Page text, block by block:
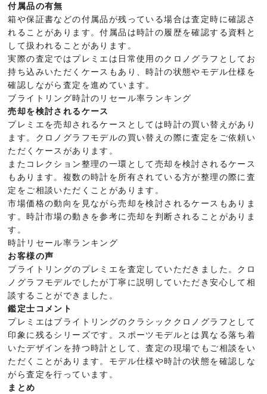
付属品の有無
箱や保証書などの付属品が残っている場合は査定時に確認さ
れることがあります。付属品は時計の履歴を確認する資料と
して扱われることがあります。
実際の査定ではプレミエは日常使用のクロノグラフとしてお
持ち込みいただくケースもあり、時計の状態やモデル仕様を
確認しながら査定を進めています。
ブライトリング時計のリセール率ランキング
売却を検討されるケース
プレミエを売却されるケースとしては時計の買い替えがあり
ます。クロノグラフモデルの買い替えの際に査定をご依頼い
ただくケースがあります。
またコレクション整理の一環として売却を検討されるケース
もあります。複数の時計を所有されている方が整理の際に査
定をご相談いただくことがあります。
市場価格の動向を見ながら売却を検討されるケースもありま
す。時計市場の動きを参考に売却を判断されることがありま
す。
時計リセール率ランキング
お客様の声
ブライトリングのプレミエを査定していただきました。クロ
ノグラフモデルでしたが丁寧に説明していただき安心して相
談することができました。
鑑定士コメント
プレミエはブライトリングのクラシッククロノグラフとして
印象に残るシリーズです。スポーツモデルとは異なる落ち着
いたデザインを持つ時計として、査定の現場でもご相談をい
ただくことがあります。モデル仕様や時計の状態を確認しな
がら査定を行っています。
まとめ